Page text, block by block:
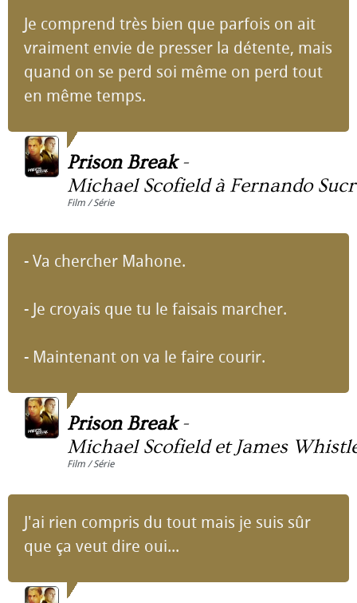
Je comprend très bien que parfois on ait
vraiment envie de presser la détente, mais
quand on se perd soi même on perd tout
en même temps.
Prison Break-
Michael Scofield à Fernando
Film / Série
- Va chercher Mahone.
- Je croyais que tu le faisais marcher.
- Maintenant on va le faire courir.
Prison Break-
Michael Scofield et James
Film / Série
J'ai rien compris du tout mais je suis sûr
que ça veut dire oui...